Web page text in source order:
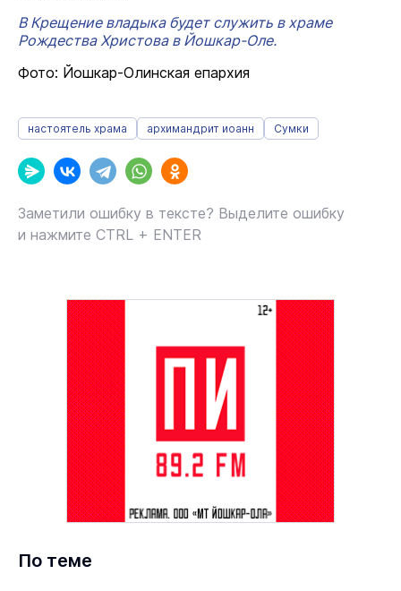
В Крещение владыка будет служить в храме
Рождества Христова в Йошкар-Оле.
Фото: Йошкар-Олинская епархия
настоятель храма архимандрит иоанн Сумки
Заметили ошибку в тексте? Выделите ошибку
и нажмите CTRL + ENTER
По теме